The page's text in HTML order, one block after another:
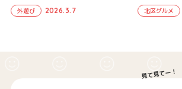
外遊び 2026.3.7 北区グルメ